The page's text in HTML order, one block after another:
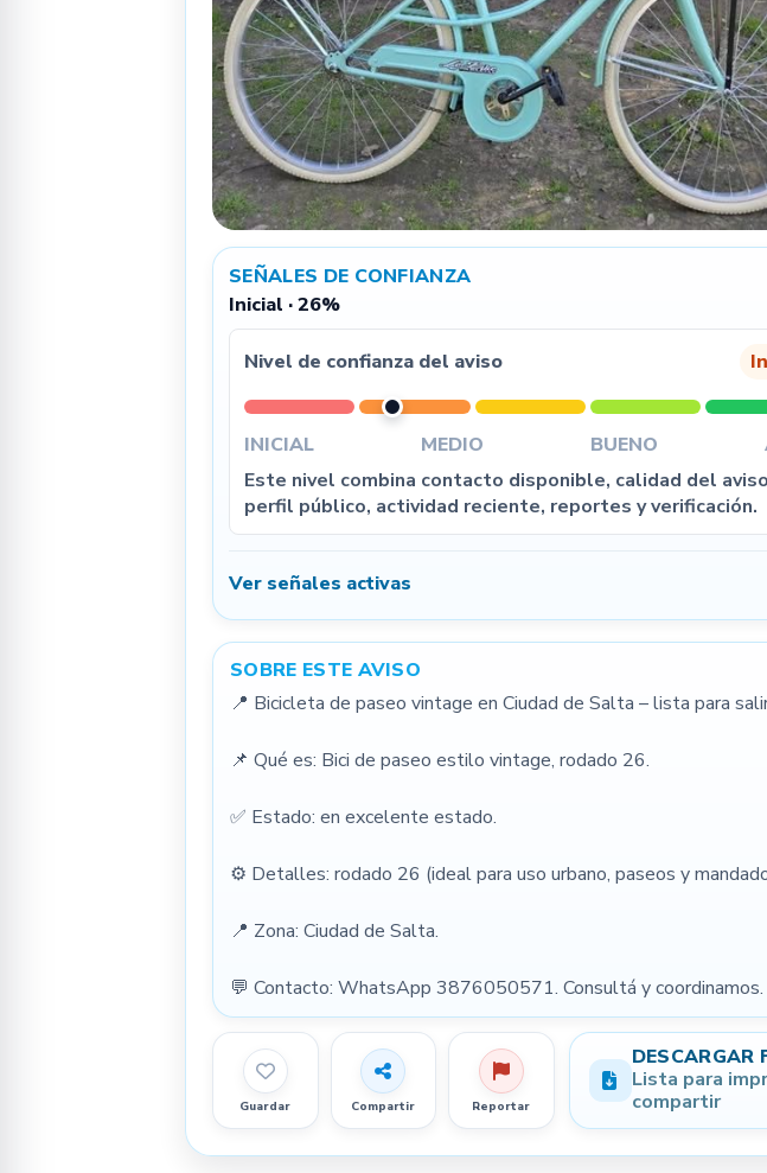
SEÑALES DE CONFIANZA
Inicial · 26%
Nivel de confianza del aviso
INICIAL MEDIO BUENO
Este nivel combina contacto disponible, calidad del
perfil público, actividad reciente, reportes y verificación.
Ver señales activas
SOBRE ESTE AVISO
📍 Bicicleta de paseo vintage en Ciudad de Salta – lista para
📌 Qué es: Bici de paseo estilo vintage, rodado 26.
✅ Estado: en excelente estado.
⚙️ Detalles: rodado 26 (ideal para uso urbano, paseos y
📍 Zona: Ciudad de Salta.
💬 Contacto: WhatsApp 3876050571. Consultá y coordinamos.
Guardar Compartir Reportar
DESCARGAR
Lista para
compartir
Referencial
Ubicación aproximada por
Mostramos tu aviso por
te encuentren cerca, sin
4
Condiciones de venta
NIVEL DE CONFIANZA
Generá más